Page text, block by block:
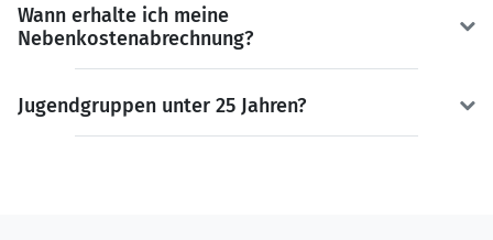
Wann erhalte ich meine
Nebenkostenabrechnung?
Jugendgruppen unter 25 Jahren?